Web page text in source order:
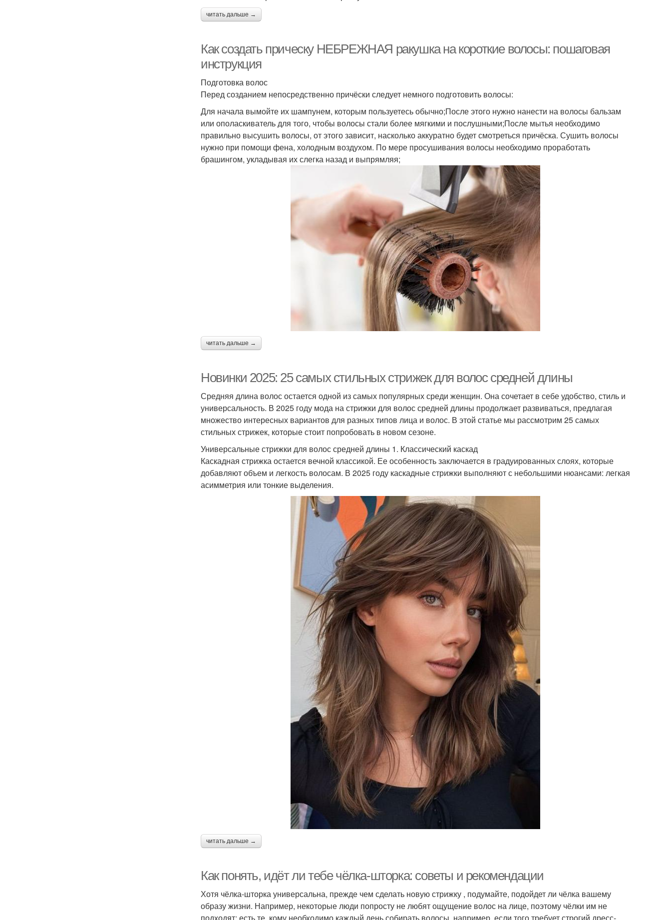
читать дальше →
Как создать прическу НЕБРЕЖНАЯ ракушка на короткие волосы: пошаговая
инструкция
Подготовка волос
Перед созданием непосредственно причёски следует немного подготовить волосы:
Для начала вымойте их шампунем, которым пользуетесь обычно;После этого нужно нанести на волосы бальзам
или ополаскиватель для того, чтобы волосы стали более мягкими и послушными;После мытья необходимо
правильно высушить волосы, от этого зависит, насколько аккуратно будет смотреться причёска. Сушить волосы
нужно при помощи фена, холодным воздухом. По мере просушивания волосы необходимо проработать
брашингом, укладывая их слегка назад и выпрямляя;
читать дальше →
Новинки 2025: 25 самых стильных стрижек для волос средней длины
Средняя длина волос остается одной из самых популярных среди женщин. Она сочетает в себе удобство, стиль и
универсальность. В 2025 году мода на стрижки для волос средней длины продолжает развиваться, предлагая
множество интересных вариантов для разных типов лица и волос. В этой статье мы рассмотрим 25 самых
стильных стрижек, которые стоит попробовать в новом сезоне.
Универсальные стрижки для волос средней длины 1. Классический каскад
Каскадная стрижка остается вечной классикой. Ее особенность заключается в градуированных слоях, которые
добавляют объем и легкость волосам. В 2025 году каскадные стрижки выполняют с небольшими нюансами: легкая
асимметрия или тонкие выделения.
читать дальше →
Как понять, идёт ли тебе чёлка-шторка: советы и рекомендации
Хотя чёлка-шторка универсальна, прежде чем сделать новую стрижку , подумайте, подойдет ли чёлка вашему
образу жизни. Например, некоторые люди попросту не любят ощущение волос на лице, поэтому чёлки им не